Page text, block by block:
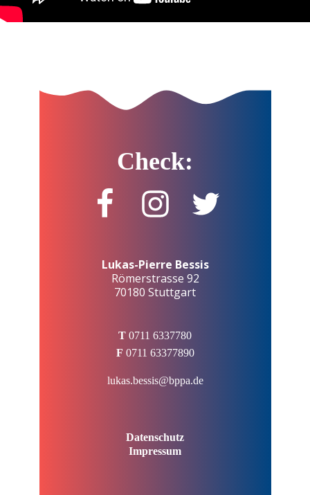
Check:
Lukas-Pierre Bessis
Römerstrasse 92
70180 Stuttgart
T 0711 6337780
F 0711 63377890
lukas.bessis@bppa.de
Datenschutz
Impressum